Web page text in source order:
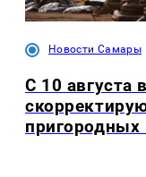
Новости Самары
С 10 августа
пригородных